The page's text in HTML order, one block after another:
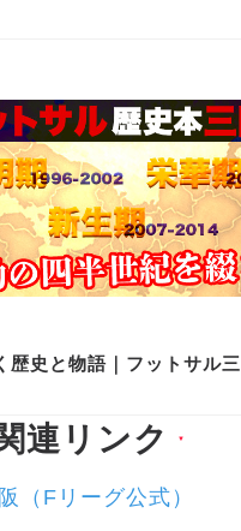
歴史と物語｜フットサル
連リンク ▼
（Fリーグ公式）